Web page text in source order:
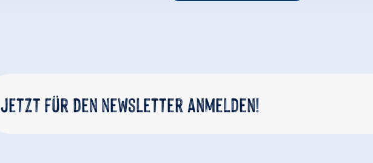
Jetzt für den newsletter anmelden!